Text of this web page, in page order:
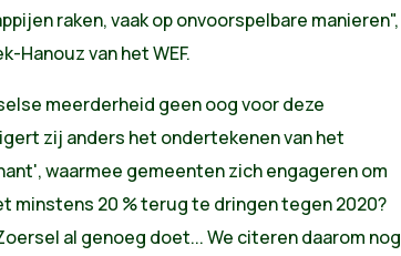
raken, vaak op onvoorspelbare manieren",
Hanouz van het WEF.
meerderheid geen oog voor deze
zij anders het ondertekenen van het
waarmee gemeenten zich engageren om
minstens 20 % terug te dringen tegen 2020?
al genoeg doet... We citeren daarom nog